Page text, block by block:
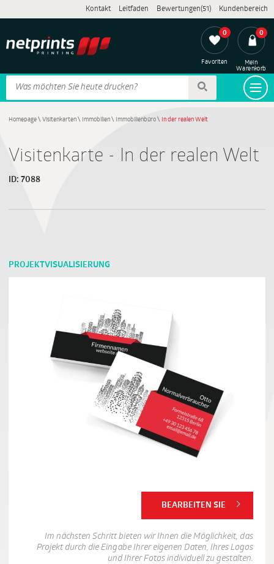
Kontakt Leitfaden Bewertungen(51) Kundenbereich
0
Favoriten
0
Mein
Warenkorb
Homepage\ Visitenkarten\ Immobilien\ Immobilienbüro\ In der realen Welt
Visitenkarte - In der realen Welt
ID: 7088
PROJEKTVISUALISIERUNG
BEARBEITEN SIE
Im nächsten Schritt bieten wir Ihnen die Möglichkeit, das
Projekt durch die Eingabe Ihrer eigenen Daten, Ihres Logos
und Ihrer Fotos individuell zu gestalten.